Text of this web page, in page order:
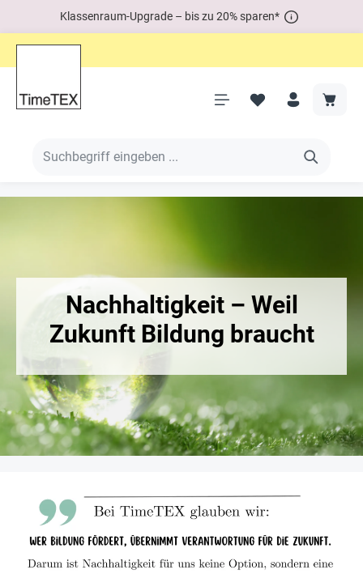
Klassenraum-Upgrade – bis zu 20% sparen*
Nachhaltigkeit – Weil
Zukunft Bildung braucht